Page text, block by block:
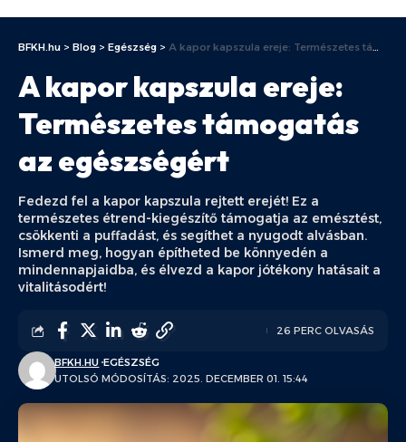
BFKH.hu > Blog > Egészség > A kapor kapszula ereje: Természetes támogatás az egészségért
A kapor kapszula ereje:
Természetes támogatás
az egészségért
Fedezd fel a kapor kapszula rejtett erejét! Ez a
természetes étrend-kiegészítő támogatja az emésztést,
csökkenti a puffadást, és segíthet a nyugodt alvásban.
Ismerd meg, hogyan építheted be könnyedén a
mindennapjaidba, és élvezd a kapor jótékony hatásait a
vitalitásodért!
UTOLSÓ MÓDOSÍTÁS: 2025. DECEMBER 01. 15:44
BFKH.HU EGÉSZSÉG
26 PERC OLVASÁS